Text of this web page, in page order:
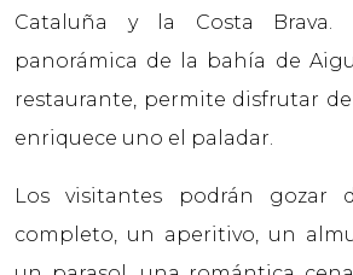
Cataluña y la Costa Brava.
panorámica de la bahía de
restaurante, permite disfrutar
enriquece uno el paladar.
Los visitantes podrán gozar
completo, un aperitivo, un